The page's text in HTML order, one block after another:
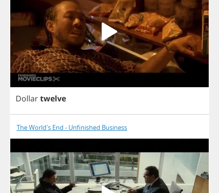
Dollartwelve
The World's End - Unfinished Business